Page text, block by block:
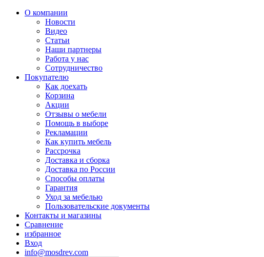
О компании
Новости
Видео
Статьи
Наши партнеры
Работа у нас
Сотрудничество
Покупателю
Как доехать
Корзина
Акции
Отзывы о мебели
Помощь в выборе
Рекламации
Как купить мебель
Рассрочка
Доставка и сборка
Доставка по России
Способы оплаты
Гарантия
Уход за мебелью
Пользовательские документы
Контакты и магазины
Сравнение
избранное
Вход
info@mosdrev.com